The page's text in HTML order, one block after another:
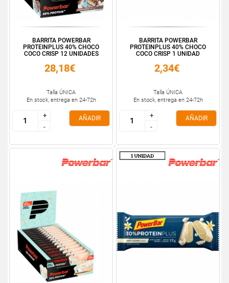
BARRITA POWERBAR
PROTEINPLUS 40% CHOCO
COCO CRISP 12 UNIDADES
28,18€
Talla ÚNICA
En stock, entrega en 24-72h
+
-
+
-
AÑADIR
BARRITA POWERBAR
PROTEINPLUS 40% CHOCO
COCO CRISP 1 UNIDAD
2,34€
Talla ÚNICA
En stock, entrega en 24-72h
+
-
+
-
AÑADIR